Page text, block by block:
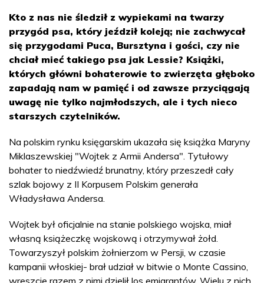
Kto z nas nie śledził z wypiekami na twarzy
przygód psa, który jeździł koleją; nie zachwycał
się przygodami Puca, Bursztyna i gości, czy nie
chciał mieć takiego psa jak Lessie? Książki,
których główni bohaterowie to zwierzęta głęboko
zapadają nam w pamięć i od zawsze przyciągają
uwagę nie tylko najmłodszych, ale i tych nieco
starszych czytelników.
Na polskim rynku księgarskim ukazała się książka Maryny
Miklaszewskiej "Wojtek z Armii Andersa". Tytułowy
bohater to niedźwiedź brunatny, który przeszedł cały
szlak bojowy z II Korpusem Polskim generała
Władysława Andersa.
Wojtek był oficjalnie na stanie polskiego wojska, miał
własną książeczkę wojskową i otrzymywał żołd.
Towarzyszył polskim żołnierzom w Persji, w czasie
kampanii włoskiej- brał udział w bitwie o Monte Cassino,
wreszcie razem z nimi dzielił los emigrantów. Wielu z nich